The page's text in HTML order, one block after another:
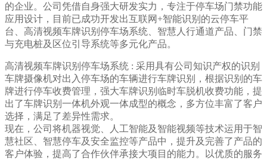
的企业。公司凭借自身强大研发实力，专注于停车场门禁功能
应用设计，目前已成功开发出互联网+智能识别的云停车平
台、高清视频车牌识别停车场系统、智慧人行通道产品、门禁
与充电桩及区位引导系统等多元化产品。
高清视频车牌识别停车场系统 : 采用具有公司知识产权的识别
车牌摄像机对出入停车场的车辆进行车牌识别，根据识别的车
牌进行停车收费管理，强大车牌识别临时车脱机收费功能，提
出了车牌识别一体机外观一体成型的概念，多方位丰富了客户
选择，满足了差异性需求。
现在，公司将机器视觉、人工智能及智能视频等技术运用于智
慧社区、智慧停车及安全监控等产品中，提升及完善了产品的
客户体验，提高了合作伙伴承接大项目的能力。以优质的服务